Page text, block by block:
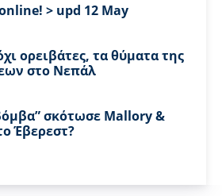
> upd 12 May
ορειβάτες, τα θύματα της
στο Νεπάλ
σκότωσε Mallory &
Έβερεστ?